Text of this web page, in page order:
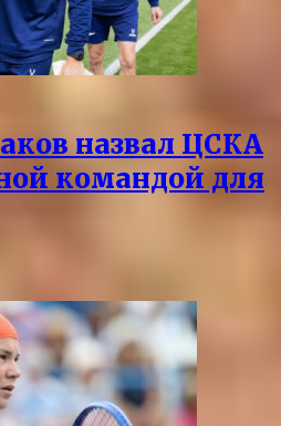
назвал ЦСКА
командой для